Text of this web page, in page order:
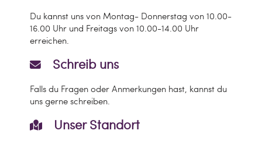
Schreib uns
Falls du Fragen oder Anmerkungen hast, kannst du
uns gerne schreiben.
Du kannst uns von Montag- Donnerstag von 10.00-
16.00 Uhr und Freitags von 10.00-14.00 Uhr
erreichen.
Unser Standort